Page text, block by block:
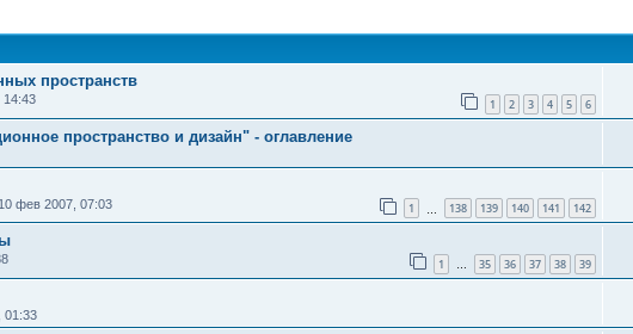
пространств
14:43 1 2 3 4 5 6
пространство и дизайн" - оглавление
10 фев 2007, 07:03 1 138 139 140 141 142
1 … 35 36 37 38 39
01:33